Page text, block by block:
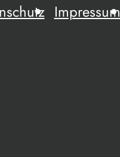
Impressum